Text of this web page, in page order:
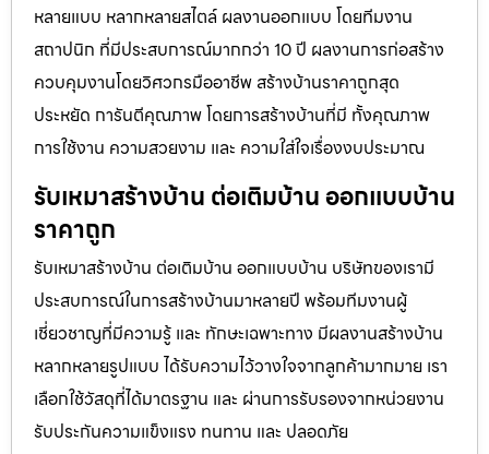
หลายแบบ หลากหลายสไตล์ ผลงานออกแบบ โดยทีมงาน
สถาปนิก ที่มีประสบการณ์มากกว่า 10 ปี ผลงานการก่อสร้าง
ควบคุมงานโดยวิศวกรมืออาชีพ สร้างบ้านราคาถูกสุด
ประหยัด การันตีคุณภาพ โดยการสร้างบ้านที่มี ทั้งคุณภาพ
การใช้งาน ความสวยงาม และ ความใส่ใจเรื่องงบประมาณ
รับเหมาสร้างบ้าน ต่อเติมบ้าน ออกแบบบ้าน
ราคาถูก
รับเหมาสร้างบ้าน ต่อเติมบ้าน ออกแบบบ้าน บริษัทของเรามี
ประสบการณ์ในการสร้างบ้านมาหลายปี พร้อมทีมงานผู้
เชี่ยวชาญที่มีความรู้ และ ทักษะเฉพาะทาง มีผลงานสร้างบ้าน
หลากหลายรูปแบบ ได้รับความไว้วางใจจากลูกค้ามากมาย เรา
เลือกใช้วัสดุที่ได้มาตรฐาน และ ผ่านการรับรองจากหน่วยงาน
รับประกันความแข็งแรง ทนทาน และ ปลอดภัย